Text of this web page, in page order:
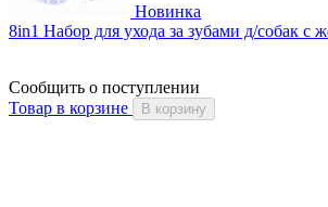
Новинка
8in1 Набор для ухода за зубами д/собак с
Сообщить о поступлении
Товар в корзине
В корзину